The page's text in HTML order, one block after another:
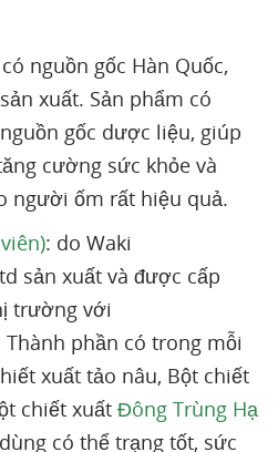
nguồn gốc Hàn Quốc,
xuất. Sản phẩm có
gốc dược liệu, giúp
cường sức khỏe và
người ốm rất hiệu quả.
: do Waki
sản xuất và được cấp
trường với
Thành phần có trong mỗi
xuất tảo nâu, Bột chiết
chiết xuất Đông Trùng Hạ
có thể trạng tốt, sức